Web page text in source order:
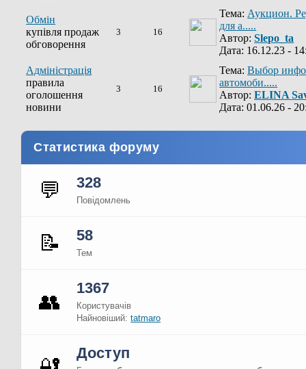
Обмін
купівля продаж
обговорення
3 16
Тема: Аукцион.
для а.....
Автор:Slepo_ta
Дата: 16.12.23 -
Адміністрація
правила
оголошення
новини
3 16
Тема:Выбор
автомоби.....
Автор:ELINA
Дата: 01.06.26 -
Статистика форуму
💬 328
Повідомлень
📝 58
Тем
👥
1367
Користувачів
Найновіший:tatmaro
Доступ